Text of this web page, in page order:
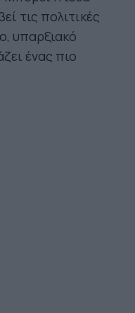
τις πολιτικές
υπαρξιακό
ένας πιο